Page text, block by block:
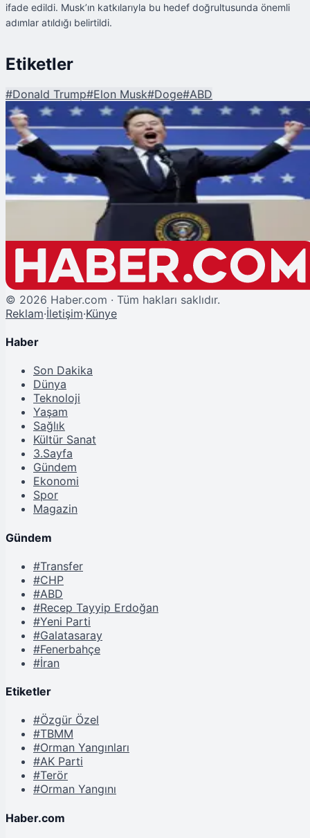
ifade edildi. Musk’ın katkılarıyla bu hedef doğrultusunda önemli
adımlar atıldığı belirtildi.
Etiketler
#Donald Trump#Elon Musk#Doge#ABD
Şu An Okunan
Elon Musk, DOGE Başkanlığından Ayrıldığını Açıkladı
© 2026 Haber.com · Tüm hakları saklıdır.
Reklam·İletişim·Künye
Haber
Son Dakika
Dünya
Teknoloji
Yaşam
Sağlık
Kültür Sanat
3.Sayfa
Gündem
Ekonomi
Spor
Magazin
Gündem
#Transfer
#CHP
#ABD
#Recep Tayyip Erdoğan
#Yeni Parti
#Galatasaray
#Fenerbahçe
#İran
Etiketler
#Özgür Özel
#TBMM
#Orman Yangınları
#AK Parti
#Terör
#Orman Yangını
Haber.com